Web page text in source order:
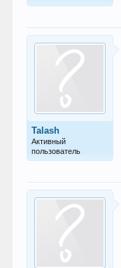
Talash
Активный
пользователь